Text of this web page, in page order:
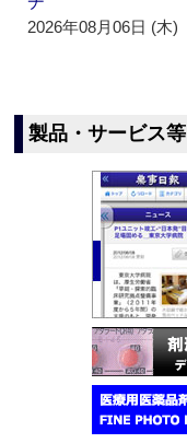
2026年08月06日 (木)
製品・サービス等